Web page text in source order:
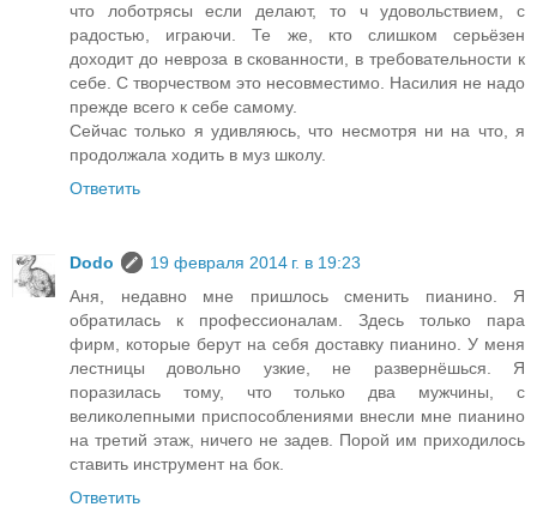
что лоботрясы если делают, то ч удовольствием, с
радостью, играючи. Те же, кто слишком серьёзен
доходит до невроза в скованности, в требовательности к
себе. С творчеством это несовместимо. Насилия не надо
прежде всего к себе самому.
Сейчас только я удивляюсь, что несмотря ни на что, я
продолжала ходить в муз школу.
Ответить
Dodo
19 февраля 2014 г. в 19:23
Аня, недавно мне пришлось сменить пианино. Я
обратилась к профессионалам. Здесь только пара
фирм, которые берут на себя доставку пианино. У меня
лестницы довольно узкие, не развернёшься. Я
поразилась тому, что только два мужчины, с
великолепными приспособлениями внесли мне пианино
на третий этаж, ничего не задев. Порой им приходилось
ставить инструмент на бок.
Ответить